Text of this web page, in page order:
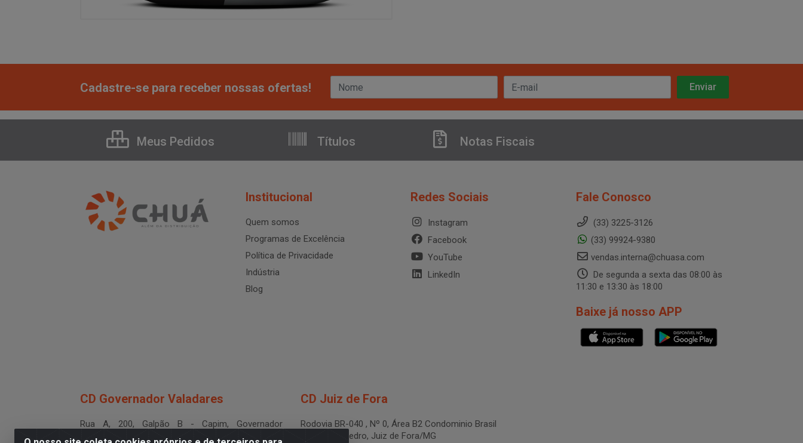
Cadastre-se para receber nossas ofertas!
Meus Pedidos Títulos Notas Fiscais
Institucional
Quem somos
Programas de Excelência
Política de Privacidade
Indústria
Blog
Redes Sociais
Instagram
Facebook
YouTube
LinkedIn
Fale Conosco
(33) 3225-3126
(33) 99924-9380
vendas.interna@chuasa.com
De segunda a sexta das 08:00 às
11:30 e 13:30 às 18:00
Baixe já nosso APP
CD Governador Valadares
Rua A, 200, Galpão B - Capim, Governador
Valadares/MG - CEP 35.024-400
CD Juiz de Fora
Rodovia BR-040 , Nº 0, Área B2 Condominio Brasil
LOG - São Pedro, Juiz de Fora/MG